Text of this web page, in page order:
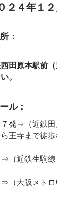
４年１２
：
田原本駅前
。
ル：
発⇒（近鉄
王寺まで徒歩
⇒（近鉄生駒
（大阪メト